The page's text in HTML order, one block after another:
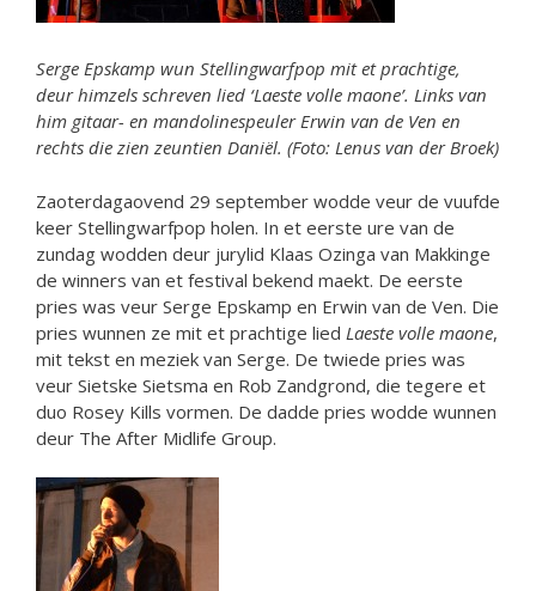
Serge Epskamp wun Stellingwarfpop mit et prachtige,
deur himzels schreven lied ‘Laeste volle maone’. Links van
him gitaar- en mandolinespeuler Erwin van de Ven en
rechts die zien zeuntien Daniël. (Foto: Lenus van der Broek)
Zaoterdagaovend 29 september wodde veur de vuufde
keer Stellingwarfpop holen. In et eerste ure van de
zundag wodden deur jurylid Klaas Ozinga van Makkinge
de winners van et festival bekend maekt. De eerste
pries was veur Serge Epskamp en Erwin van de Ven. Die
pries wunnen ze mit et prachtige lied Laeste volle maone,
mit tekst en meziek van Serge. De twiede pries was
veur Sietske Sietsma en Rob Zandgrond, die tegere et
duo Rosey Kills vormen. De dadde pries wodde wunnen
deur The After Midlife Group.